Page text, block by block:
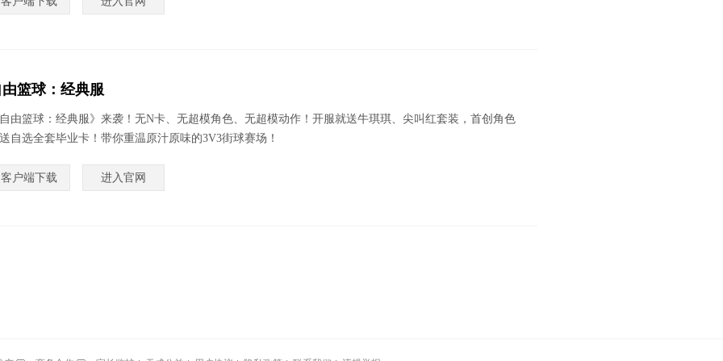
篮球：经典服
由篮球：经典服》来袭！无N卡、无超模角色、无超模动作！开服就送牛琪琪、尖叫红套装，首创角色
自选全套毕业卡！带你重温原汁原味的3V3街球赛场！
客户端下载 进入官网